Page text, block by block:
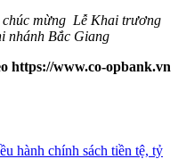
chúc mừng Lễ Khai trương
nhánh Bắc Giang
https://www.co-opbank.vn
hành chính sách tiền tệ, tỷ